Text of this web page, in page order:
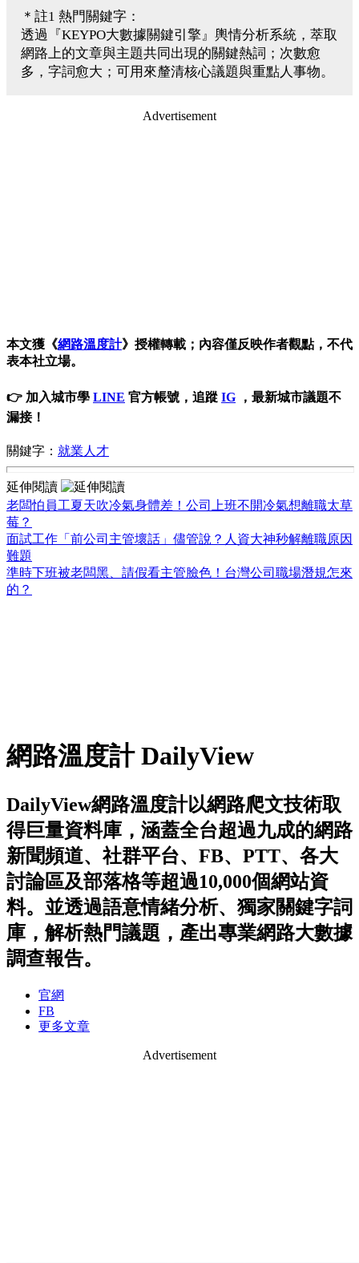
＊註1 熱門關鍵字：
透過『KEYPO大數據關鍵引擎』輿情分析系統，萃取
網路上的文章與主題共同出現的關鍵熱詞；次數愈
多，字詞愈大；可用來釐清核心議題與重點人事物。
Advertisement
本文獲《網路溫度計》授權轉載；內容僅反映作者觀點，不代
表本社立場。
👉 加入城市學 LINE 官方帳號，追蹤 IG ，最新城市議題不
漏接！
關鍵字： 就業人才
延伸閱讀
老闆怕員工夏天吹冷氣身體差！公司上班不開冷氣想離職太草
莓？
面試工作「前公司主管壞話」儘管說？人資大神秒解離職原因
難題
準時下班被老闆黑、請假看主管臉色！台灣公司職場潛規怎來
的？
網路溫度計 DailyView
DailyView網路溫度計以網路爬文技術取
得巨量資料庫，涵蓋全台超過九成的網路
新聞頻道、社群平台、FB、PTT、各大
討論區及部落格等超過10,000個網站資
料。並透過語意情緒分析、獨家關鍵字詞
庫，解析熱門議題，產出專業網路大數據
調查報告。
官網
FB
更多文章
Advertisement